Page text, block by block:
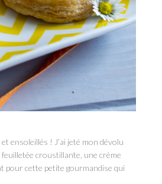
ensoleillés ! J’ai jeté mon dévolu
croustillante, une crème
pour cette petite gourmandise qui